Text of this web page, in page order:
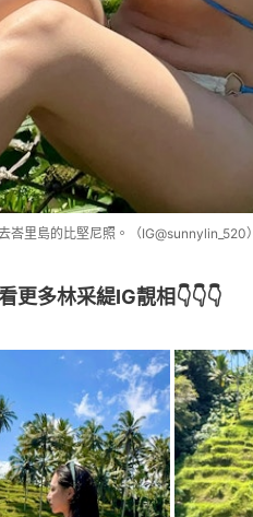
峇里島的比堅尼照。（IG@sunnylin_520）
更多林采緹IG靚相👇👇👇